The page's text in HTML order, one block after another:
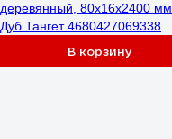
деревянный, 80х16х2400 мм,
Дуб Тангет 4680427069338
В корзину